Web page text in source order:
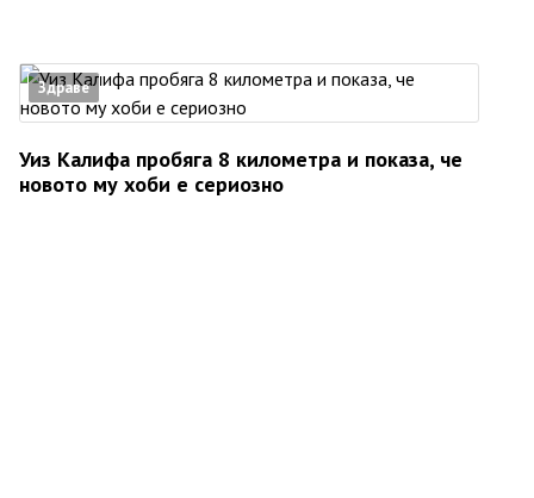
Здраве
Уиз Калифа пробяга 8 километра и показа, че
новото му хоби е сериозно